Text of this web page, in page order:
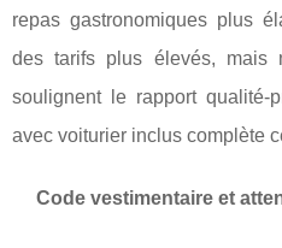
repas gastronomiques plus
des tarifs plus élevés, mais
soulignent le rapport qualité-
avec voiturier inclus complète
Code vestimentaire et